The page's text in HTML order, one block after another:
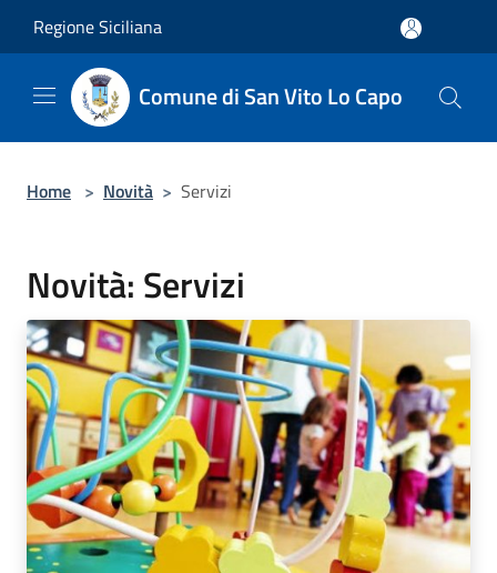
Regione Siciliana
Comune di San Vito Lo Capo
Home > Novità > Servizi
Novità: Servizi